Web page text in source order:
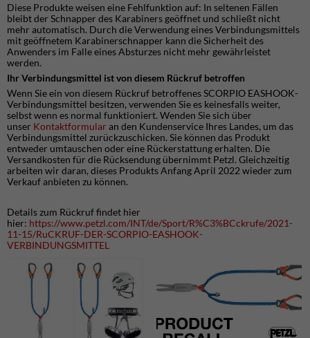
Diese Produkte weisen eine Fehlfunktion auf: In seltenen Fällen
bleibt der Schnapper des Karabiners geöffnet und schließt nicht
mehr automatisch. Durch die Verwendung eines Verbindungsmittels
mit geöffnetem Karabinerschnapper kann die Sicherheit des
Anwenders im Falle eines Absturzes nicht mehr gewährleistet
werden.
Ihr Verbindungsmittel ist von diesem Rückruf betroffen
Wenn Sie ein von diesem Rückruf betroffenes SCORPIO EASHOOK-
Verbindungsmittel besitzen, verwenden Sie es keinesfalls weiter,
selbst wenn es normal funktioniert. Wenden Sie sich über
unser Kontaktformular an den Kundenservice Ihres Landes, um das
Verbindungsmittel zurückzuschicken. Sie können das Produkt
entweder umtauschen oder eine Rückerstattung erhalten. Die
Versandkosten für die Rücksendung übernimmt Petzl. Gleichzeitig
arbeiten wir daran, dieses Produkts Anfang April 2022 wieder zum
Verkauf anbieten zu können.
Details zum Rückruf findet hier
hier: https://www.petzl.com/INT/de/Sport/R%C3%BCckrufe/2021-
11-15/RuCKRUF-DER-SCORPIO-EASHOOK-
VERBINDUNGSMITTEL